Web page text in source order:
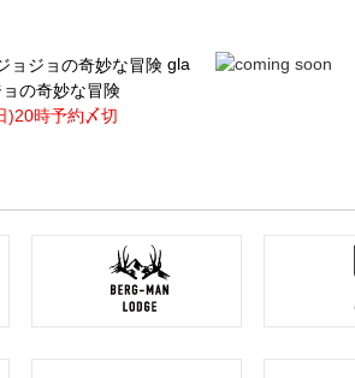
gla
の奇妙な冒険
)20時予約〆切